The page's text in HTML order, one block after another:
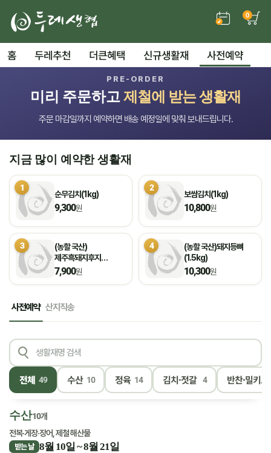
0
홈 두레추천 더큰혜택 신규생활재 사전예약
PRE-ORDER
미리 주문하고제철에 받는 생활재
주문 마감일까지 예약하면 배송 예정일에 맞춰 보내드립니다.
지금 많이 예약한 생활재
1
순무김치(1kg)
9,300원
2
보쌈김치(1kg)
10,800원
3
(농할 국산)
제주흑돼지후지
(불고기용/500g)
7,900원
4
(농할 국산)돼지등뼈
(1.5kg)
10,300원
사전예약 산지직송
전체 49 수산 10 정육 14 김치·젓갈 4 반찬·밀키트
수산10개
전복·게장·장어, 제철 해산물
받는 날 8월 10일 ~ 8월 21일